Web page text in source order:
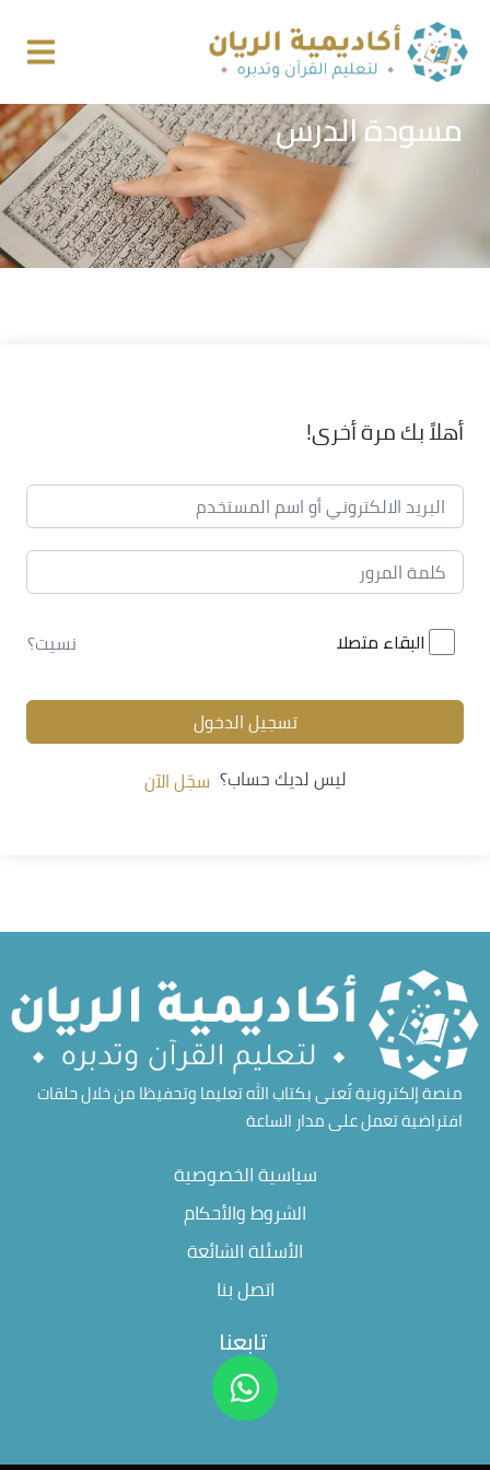
مسودة الدرس
أهلاً بك مرة أخرى!
البقاء متصلا نسيت؟
تسجيل الدخول
ليس لديك حساب؟ سجّل الآن
منصة إلكترونية تُعنى بكتاب الله تعليما وتحفيظا من خلال حلقات
افتراضية تعمل على مدار الساعة
سياسية الخصوصية
الشروط والأحكام
الأسئلة الشائعة
اتصل بنا
تابعنا